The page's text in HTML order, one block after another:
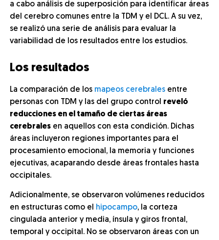
a cabo análisis de superposición para identificar áreas
del cerebro comunes entre la TDM y el DCL. A su vez,
se realizó una serie de análisis para evaluar la
variabilidad de los resultados entre los estudios.
Los resultados
La comparación de los mapeos cerebrales entre
personas con TDM y las del grupo control reveló
reducciones en el tamaño de ciertas áreas
cerebrales en aquellos con esta condición. Dichas
áreas incluyeron regiones importantes para el
procesamiento emocional, la memoria y funciones
ejecutivas, acaparando desde áreas frontales hasta
occipitales.
Adicionalmente, se observaron volúmenes reducidos
en estructuras como el
hipocampo, la corteza
cingulada anterior y media, ínsula y giros frontal,
temporal y occipital. No se observaron áreas con un